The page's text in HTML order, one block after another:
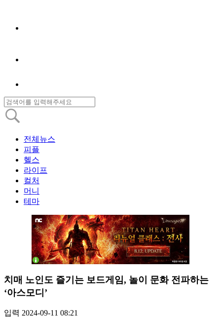
전체뉴스
피플
헬스
라이프
컬처
머니
테마
치매 노인도 즐기는 보드게임, 놀이 문화 전파하는
‘아스모디’
입력 2024-09-11 08:21